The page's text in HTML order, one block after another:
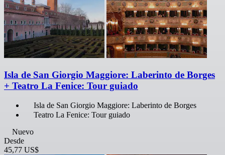
Isla de San Giorgio Maggiore: Laberinto de Borges
+ Teatro La Fenice: Tour guiado
Isla de San Giorgio Maggiore: Laberinto de Borges
Teatro La Fenice: Tour guiado
Nuevo
Desde
45,77 US$